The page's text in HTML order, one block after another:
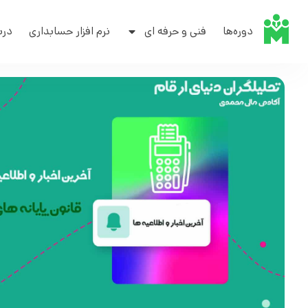
دوره‌ها فنی و حرفه ای نرم افزار حسابداری